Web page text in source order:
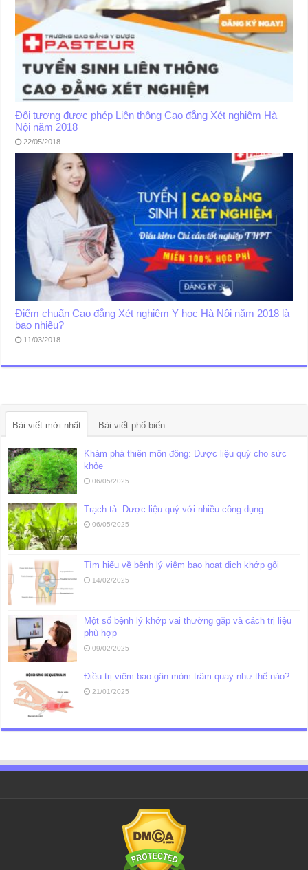
Đối tượng được phép Liên thông Cao đẳng Xét nghiệm Hà
Nội năm 2018
22/05/2018
Điểm chuẩn Cao đẳng Xét nghiệm Y học Hà Nội năm 2018 là
bao nhiêu?
11/03/2018
Bài viết mới nhất Bài viết phổ biến
Khám phá thiên môn đông: Dược liệu quý cho sức
khỏe
06/05/2025
Trạch tả: Dược liệu quý với nhiều công dụng
06/05/2025
Tìm hiểu về bệnh lý viêm bao hoạt dịch khớp gối
14/02/2025
Một số bệnh lý khớp vai thường gặp và cách trị liệu
phù hợp
09/02/2025
Điều trị viêm bao gân mỏm trâm quay như thế nào?
21/01/2025